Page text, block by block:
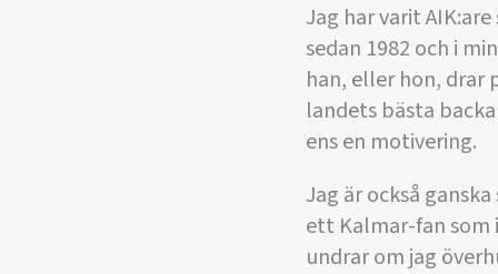
Jag har varit
sedan 1982 och i
han, eller hon, drar
landets bästa
ens en motivering.
Jag är också
ett Kalmar-fan som
undrar om jag